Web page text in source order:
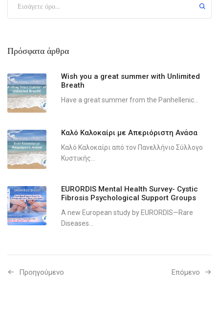
Πρόσφατα άρθρα
Wish you a great summer with Unlimited
Breath
Have a great summer from the Panhellenic...
Καλό Καλοκαίρι με Απεριόριστη Ανάσα
Καλό Καλοκαίρι από τον Πανελλήνιο Σύλλογο
Κυστικής...
EURORDIS Mental Health Survey- Cystic
Fibrosis Psychological Support Groups
A new European study by EURORDIS—Rare
Diseases...
Προηγούμενo Επόμενο